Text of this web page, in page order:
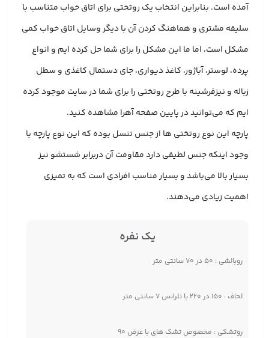
آمده است. بنابراین انتخاب یک روتختی برای اتاق خواب متناسب با
سلیقه مشتری و هماهنگ کردن آن با دیگر وسایل اتاق خواب کمی
مشکل است، اما ما این مشکل را برای شما حل کرده ایم و انواع
پرده، لوستر، آباژور، کاغذ دیواری، جای دستمال کاغذی و سطل
زباله و نیزفرشینه با طرح روتختی را برای شما در سایت موجود کرده
ایم که می‌توانید در پایین صفحه آهرا مشاهده کنید.
پارچه این نوع روتختی ها از جنس تنسل بوده که این نوع پارچه با
وجود اینکه جنس لطیفی دارد مقاومت آن دربرابر شستشو نیز
بسیار بالا می‌باشد و بسیار مناسب افرادی است که به تمیزی
اهمیت زیادی می‌دهند.
یک نفره
روبالشی : ۵۰ در ۷۰ سانتی متر
لحاف : ۱۵۰ در ۲۲۰ با تلرانس ۷ سانتی متر
روتشکی : مخصوص تشک های با عرض ۹۰